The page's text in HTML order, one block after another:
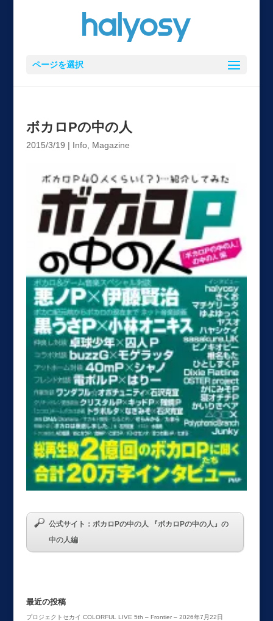
ページを選択
ボカロPの中の人
2015/3/19 | Info, Magazine
公式サイト：ボカロPの中の人 『ボカロPの中の人』の
中の人編
最近の投稿
プロジェクトセカイ COLORFUL LIVE 5th – Frontier – 2026年7月22日